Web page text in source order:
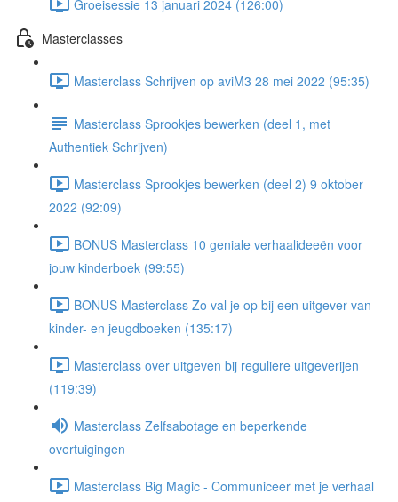
Groeisessie 13 januari 2024 (126:00)
Masterclasses
Masterclass Schrijven op aviM3 28 mei 2022 (95:35)
Masterclass Sprookjes bewerken (deel 1, met
Authentiek Schrijven)
Masterclass Sprookjes bewerken (deel 2) 9 oktober
2022 (92:09)
BONUS Masterclass 10 geniale verhaalideeën voor
jouw kinderboek (99:55)
BONUS Masterclass Zo val je op bij een uitgever van
kinder- en jeugdboeken (135:17)
Masterclass over uitgeven bij reguliere uitgeverijen
(119:39)
Masterclass Zelfsabotage en beperkende
overtuigingen
Masterclass Big Magic - Communiceer met je verhaal